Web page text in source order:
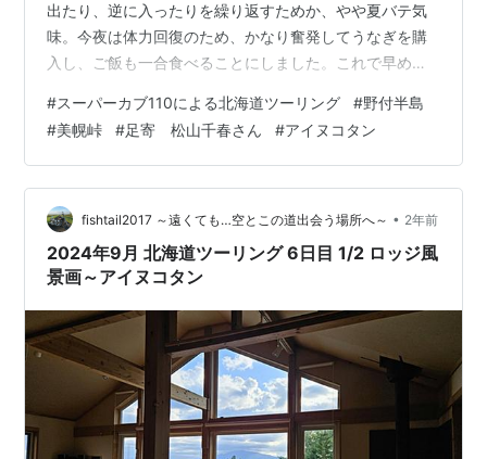
出たり、逆に入ったりを繰り返すためか、やや夏バテ気
味。今夜は体力回復のため、かなり奮発してうなぎを購
入し、ご飯も一合食べることにしました。これで早めに
が、かなり美味しいです。 カブ旅北海道編 4日目の模様
を。不穏な影が垣間見えていますが、とりあえず平和で
す。 中標津町の想像以上に良かったホテル・クテクンを
出発し、野付半島へ。早めに出立したので混雑もなく平
和に到着出来ました。残念な事態も。干潮で、野付半島
本来の姿を見ることができませんでした。ここ…
#スーパーカブ110による北海道ツーリング #野付半島
#美幌峠 #足寄 松山千春さん #アイヌコタン
fishtail2017 ～遠くても…空とこの道出会う場所へ～ • 2年前
2024年9月 北海道ツーリング 6日目 1/2 ロッジ風
景画～アイヌコタン